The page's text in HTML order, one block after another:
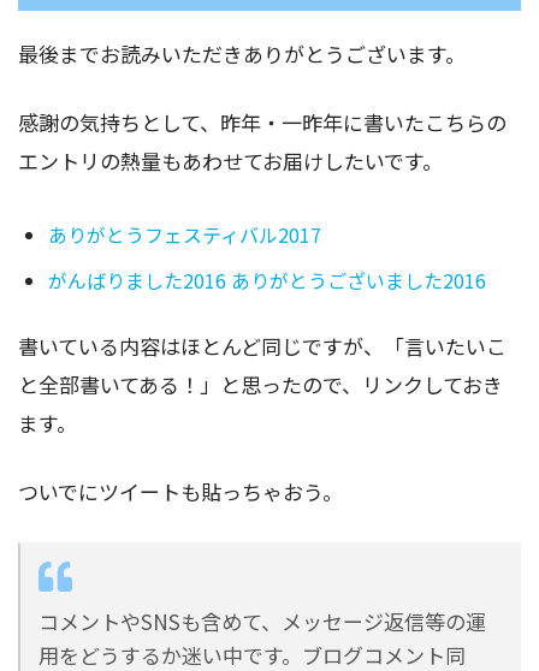
最後までお読みいただきありがとうございます。
感謝の気持ちとして、昨年・一昨年に書いたこちらの
エントリの熱量もあわせてお届けしたいです。
ありがとうフェスティバル2017
がんばりました2016 ありがとうございました2016
書いている内容はほとんど同じですが、「言いたいこ
と全部書いてある！」と思ったので、リンクしておき
ます。
ついでにツイートも貼っちゃおう。
コメントやSNSも含めて、メッセージ返信等の運
用をどうするか迷い中です。ブログコメント同